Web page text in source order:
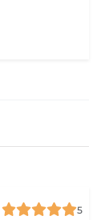
5